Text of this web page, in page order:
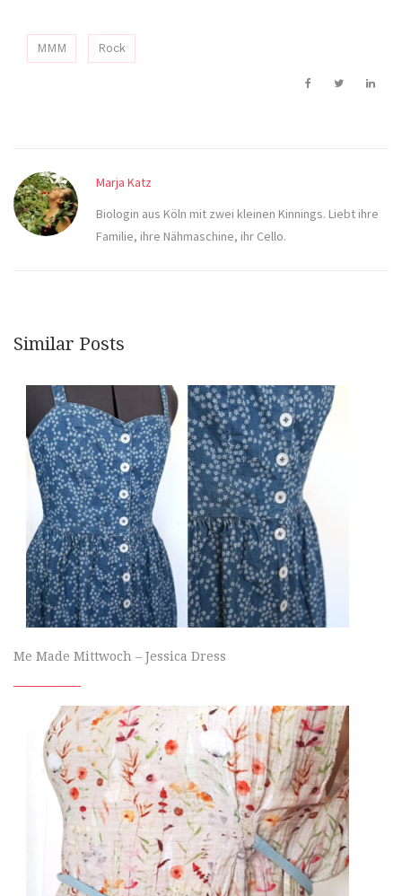
MMM Rock
Marja Katz
Biologin aus Köln mit zwei kleinen Kinnings. Liebt ihre
Familie, ihre Nähmaschine, ihr Cello.
Similar Posts
Me Made Mittwoch – Jessica Dress